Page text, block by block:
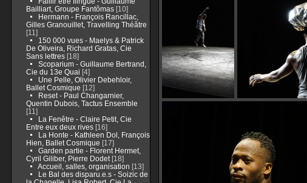
Bailliart, Groupe Fantômas[10]
Hermann - François Rancillac,
Gilles Granouillet, Travelling Théâtre
[11]
150 000 vues - Maelys & Patrick
De Oliveira, Richard Gratas, Cie
Sans lettres[18]
Scoparium - Guillaume Bertrand,
Cie du 13e Quai [4]
Une Pelle, Olivier Debehloir,
Ballet Cosmique [12]
Reset - Paul Changarnier,
Quentin Dubois, Tactus Ensemble
[11]
La Fenêtre - Claire Petit, Cie
Entre eux deux rives[16]
La Honte - Kathleen Dol, François
Hien, Ballet Cosmique [17]
Garden partie - Florent Hermet,
Cyril Giliber, Pierre Dodet[18]
Accueil, salles, organisation [13]
Le Bal des disparu.e.s - Soizic de